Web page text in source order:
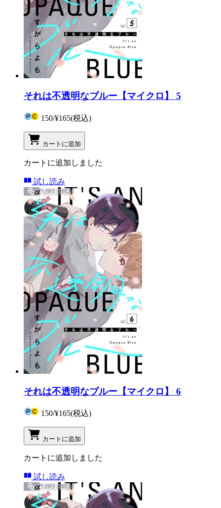
それは不透明なブルー【マイクロ】 5
150/¥165(税込)
カートに追加
カートに追加しました
試し読み
それは不透明なブルー【マイクロ】 6
150/¥165(税込)
カートに追加
カートに追加しました
試し読み